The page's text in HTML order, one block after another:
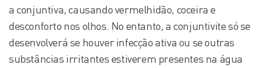
a conjuntiva, causando vermelhidão, coceira e
desconforto nos olhos. No entanto, a conjuntivite só se
desenvolverá se houver infecção ativa ou se outras
substâncias irritantes estiverem presentes na água